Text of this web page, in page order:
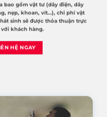
bao gồm vật tư (dây điện, dây
nẹp, khoan, vít…), chi phí vật
sinh sẽ được thỏa thuận trực
khách hàng.
HỆ NGAY